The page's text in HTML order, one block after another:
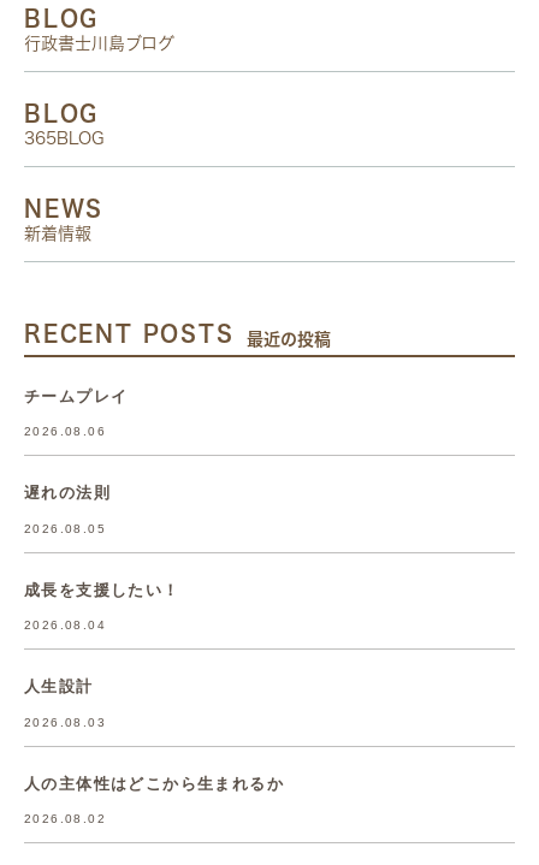
BLOG
行政書士川島ブログ
BLOG
365BLOG
NEWS
新着情報
RECENT POSTS 最近の投稿
チームプレイ
2026.08.06
遅れの法則
2026.08.05
成長を支援したい！
2026.08.04
人生設計
2026.08.03
人の主体性はどこから生まれるか
2026.08.02